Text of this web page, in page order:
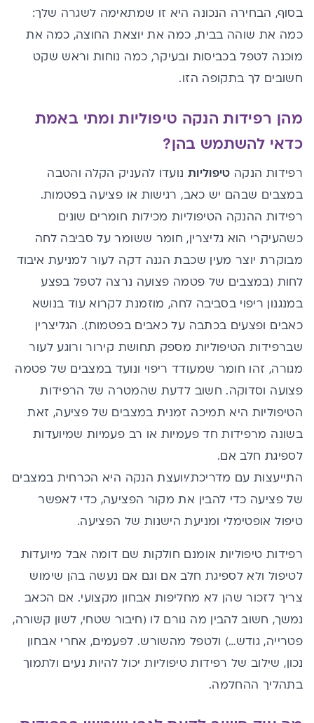
בסוף, הבחירה הנכונה היא זו שמתאימה לשגרה שלך:
כמה את שוהה בבית, כמה את יוצאת החוצה, כמה את
מוכנה לטפל בכביסות ובעיקר, כמה נוחות וראש שקט
חשובים לך בתקופה הזו.
מהן רפידות הנקה טיפוליות ומתי באמת
כדאי להשתמש בהן?
רפידות הנקה טיפוליות נועדו להעניק הקלה והטבה
במצבים שבהם יש כאב, רגישות או פציעה בפטמות.
רפידות ההנקה הטיפוליות מכילות חומרים שונים
כשהעיקרי הוא גליצרין, חומר ששומר על סביבה לחה
מבוקרת יוצר מעין שכבת הגנה דקה לעור למניעת איבוד
לחות (במצבים של פטמה פצועה נרצה לטפל בפצע
במנגנון ריפוי בסביבה לחה, מוזמנת לקרוא עוד בנושא
כאבים ופצעים בכתבה על כאבים בפטמות). הגליצרין
שברפידות הטיפוליות מספק תחושת קירור ורוגע לעור
מגורה, זהו חומר שמעודד ריפוי ונועד במצבים של פטמה
פצועה וסדוקה. חשוב לדעת שהמטרה של הרפידות
הטיפוליות היא תמיכה זמנית במצבים של פציעה, זאת
בשונה מרפידות חד פעמיות או רב פעמיות שמיועדות
לספיגת חלב אם.
התייעצות עם מדריכת/יועצת הנקה היא הכרחית במצבים
של פציעה כדי להבין את מקור הפציעה, כדי לאפשר
טיפול אופטימלי ומניעת הישנות של הפציעה.
רפידות טיפוליות אומנם חולקות שם דומה אבל מיועדות
לטיפול ולא לספיגת חלב אם וגם אם נעשה בהן שימוש
צריך לזכור שהן לא מחליפות אבחון מקצועי. אם הכאב
נמשך, חשוב להבין מה גורם לו (חיבור שטחי, לשון קשורה,
פטרייה, גודש…) ולטפל מהשורש. לפעמים, אחרי אבחון
נכון, שילוב של רפידות טיפוליות יכול להיות נעים ולתמוך
בתהליך ההחלמה.